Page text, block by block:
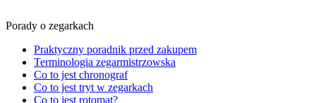
Porady o zegarkach
Praktyczny poradnik przed zakupem
Terminologia zegarmistrzowska
Co to jest chronograf
Co to jest tryt w zegarkach
Co to jest rotomat?